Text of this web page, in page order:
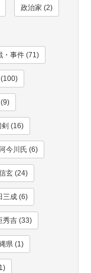
政治家 (2)
・事件 (71)
剣 (16)
今川氏 (6)
玄 (24)
三成 (6)
秀吉 (33)
県 (1)